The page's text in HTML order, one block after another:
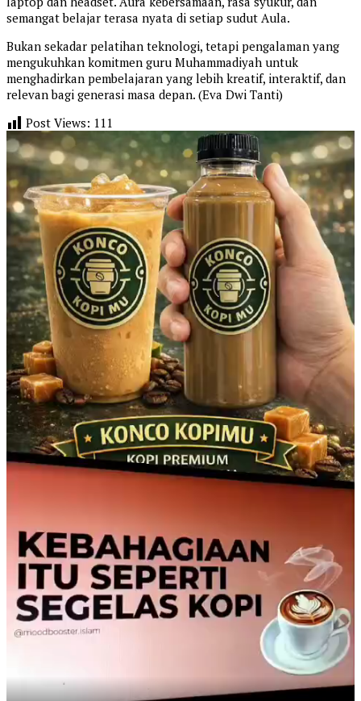
semangat belajar terasa nyata di setiap sudut Aula.
Bukan sekadar pelatihan teknologi, tetapi pengalaman yang
mengukuhkan komitmen guru Muhammadiyah untuk
menghadirkan pembelajaran yang lebih kreatif, interaktif, dan
relevan bagi generasi masa depan. (Eva Dwi Tanti)
Post Views: 111